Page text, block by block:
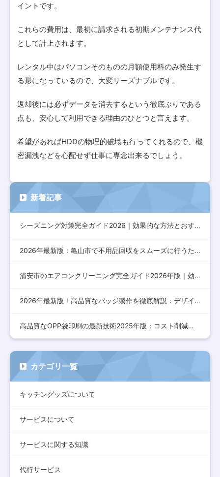
イントです。
これらの費用は、最初に請求される初期メンテナンス代
として計上されます。
レンタル中はパソコンそのものの月額使用料のみ発生す
る形になっているので、大変リーズナブルです。
返却後には必ずデータを消去するという徹底ぶりである
点も、安心して利用できる理由のひとつと言えます。
希望があればHDDの物理的破壊も行ってくれるので、機
密漏洩などを心配せず仕事に専念出来るでしょう。
新着記事
シーズニング対策完全ガイド2026｜効果的な方法とおすすめア…
2026年最新版：亀山市で不用品回収をスムーズに行うための完…
浦安市のエアコンクリーニング完全ガイド2026年版｜効果的な…
2026年最新版！高品質なバッジ製作を徹底解説：デザインから…
高品質なOPP袋印刷の最新技術2025年版：コスト削減とデザ…
カテゴリ一覧
キッチングッズについて
サービスについて
サービスに関する知識
代行サービス